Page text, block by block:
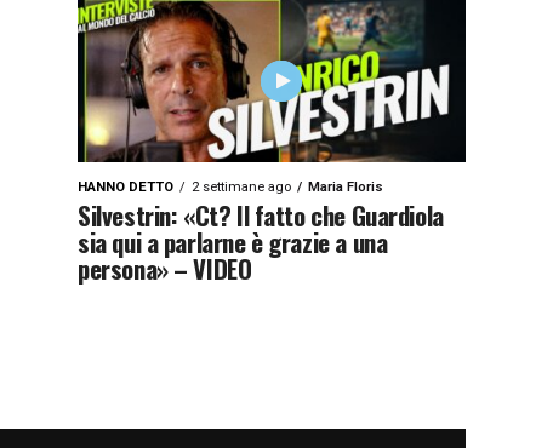
HANNO DETTO 2 settimane ago Maria Floris
Silvestrin: «Ct? Il fatto che Guardiola
sia qui a parlarne è grazie a una
persona» – VIDEO